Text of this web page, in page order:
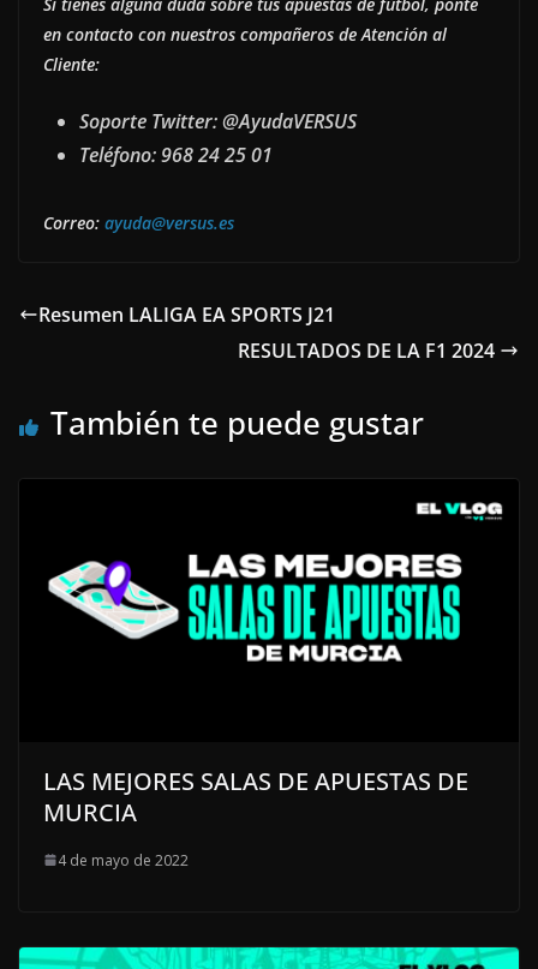
en contacto con nuestros compañeros de Atención al
Cliente:
Soporte Twitter: @AyudaVERSUS
Teléfono: 968 24 25 01
Correo: ayuda@versus.es
Resumen LALIGA EA SPORTS J21
RESULTADOS DE LA F1 2024
También te puede gustar
LAS MEJORES SALAS DE APUESTAS DE
MURCIA
4 de mayo de 2022